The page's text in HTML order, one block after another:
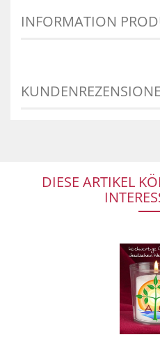
INFORMATION
DIESE ARTIKEL